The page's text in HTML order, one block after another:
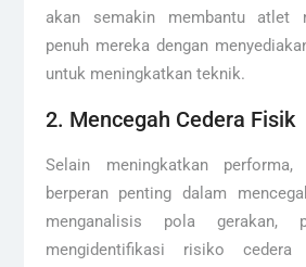
akan semakin membantu atlet
penuh mereka dengan
untuk meningkatkan teknik.
2. Mencegah Cedera Fisik
Selain meningkatkan
berperan penting dalam
menganalisis pola gerakan,
mengidentifikasi risiko cedera